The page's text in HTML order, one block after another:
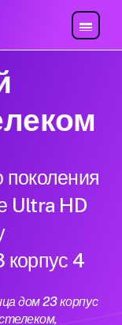
поколения
Ultra HD
корпус 4
дом 23 корпус